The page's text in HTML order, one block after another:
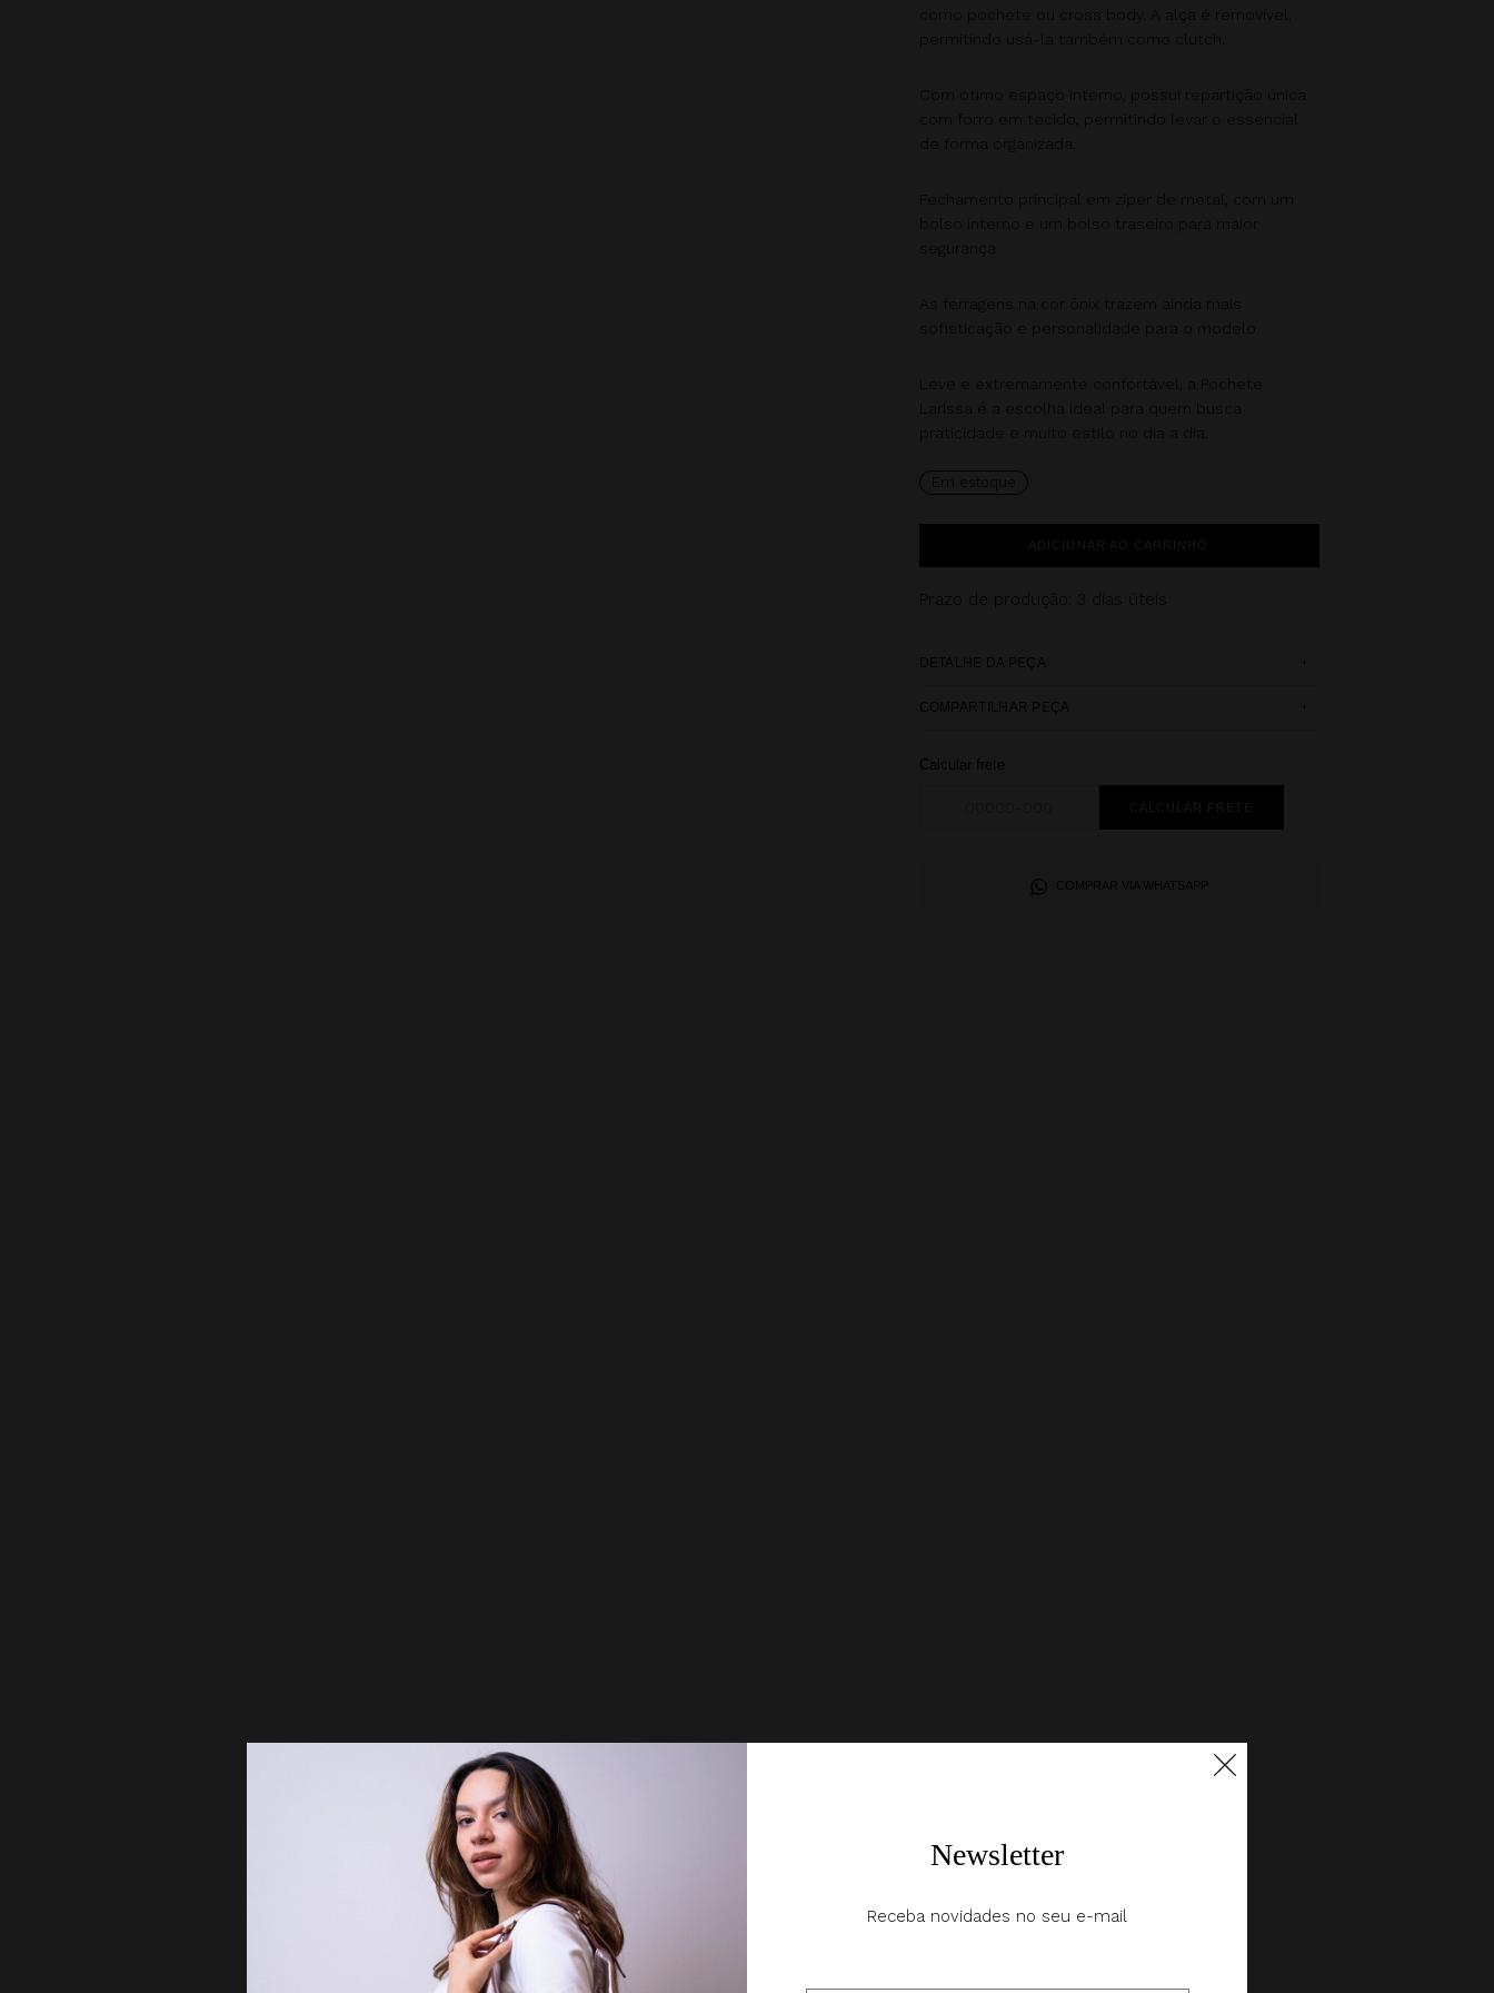
como pochete ou cross body. A alça é removível,
permitindo usá-la também como clutch.
Com ótimo espaço interno, possui repartição única
com forro em tecido, permitindo levar o essencial
de forma organizada.
Fechamento principal em zíper de metal, com um
bolso interno e um bolso traseiro para maior
segurança
As ferragens na cor ônix trazem ainda mais
sofisticação e personalidade para o modelo.
Leve e extremamente confortável, a Pochete
Larissa é a escolha ideal para quem busca
praticidade e muito estilo no dia a dia.
Em estoque
ADICIONAR AO CARRINHO
Prazo de produção : 3 dias úteis
DETALHE DA PEÇA +
COMPARTILHAR PEÇA +
Calcular frete
COMPRAR VIA WHATSAPP
Newsletter
Receba novidades no seu e-mail